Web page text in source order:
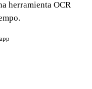
herramienta OCR